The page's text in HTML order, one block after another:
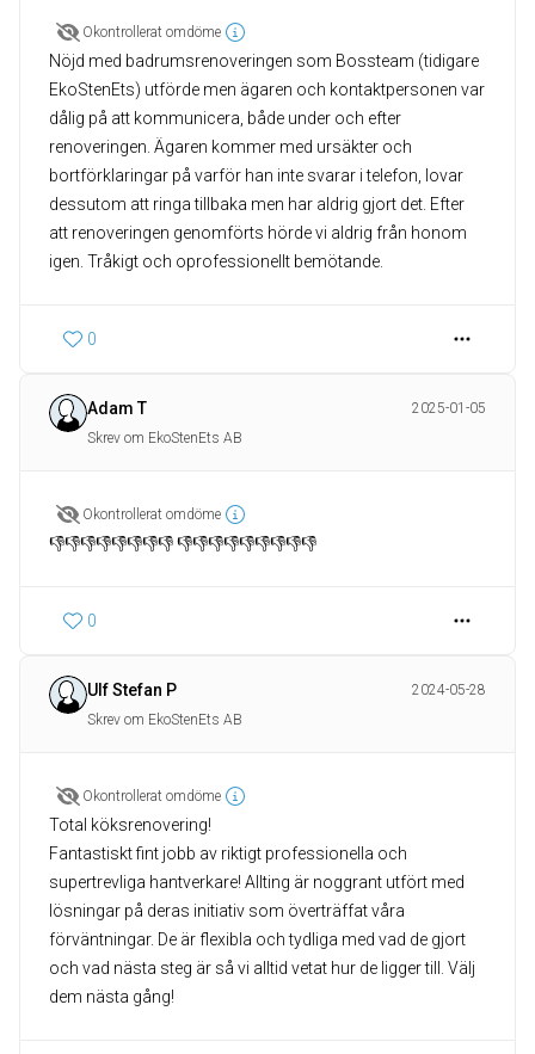
Okontrollerat omdöme
Nöjd med badrumsrenoveringen som Bossteam (tidigare
EkoStenEts) utförde men ägaren och kontaktpersonen var
dålig på att kommunicera, både under och efter
renoveringen. Ägaren kommer med ursäkter och
bortförklaringar på varför han inte svarar i telefon, lovar
dessutom att ringa tillbaka men har aldrig gjort det. Efter
att renoveringen genomförts hörde vi aldrig från honom
igen. Tråkigt och oprofessionellt bemötande.
0
Adam T
2025-01-05
Skrev om EkoStenEts AB
Okontrollerat omdöme
👎👎👎👎👎👎👎👎 👎👎👎👎👎👎👎👎👎
0
Ulf Stefan P
2024-05-28
Skrev om EkoStenEts AB
Okontrollerat omdöme
Total köksrenovering!
Fantastiskt fint jobb av riktigt professionella och
supertrevliga hantverkare! Allting är noggrant utfört med
lösningar på deras initiativ som överträffat våra
förväntningar. De är flexibla och tydliga med vad de gjort
och vad nästa steg är så vi alltid vetat hur de ligger till. Välj
dem nästa gång!